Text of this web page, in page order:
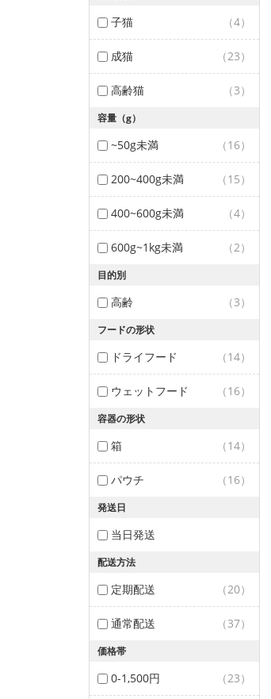
子猫 （4）
成猫 （23）
高齢猫 （3）
容量（g）
~50g未満 （16）
200~400g未満 （15）
400~600g未満 （4）
600g~1kg未満 （2）
目的別
高齢 （3）
フードの形状
ドライフード （14）
ウェットフード （16）
容器の形状
箱 （14）
パウチ （16）
発送日
当日発送
配送方法
定期配送 （20）
通常配送 （37）
価格帯
0-1,500円 （23）